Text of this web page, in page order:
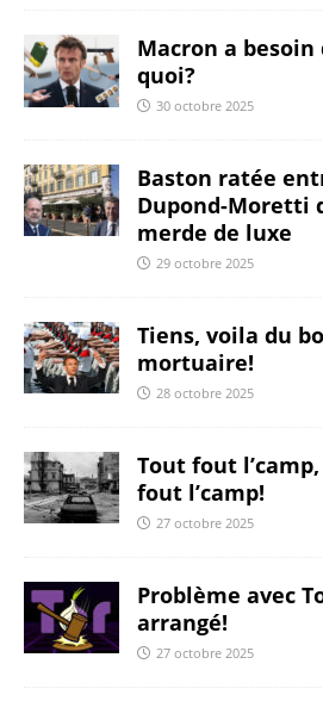
Macron a
quoi?
30 octobre 2025
Baston ratée
Dupond-Moretti
merde de luxe
29 octobre 2025
Tiens, voila du
mortuaire!
28 octobre 2025
Tout fout
fout l’camp!
27 octobre 2025
Problème avec
arrangé!
27 octobre 2025